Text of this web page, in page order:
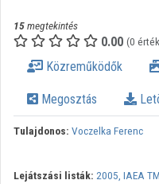
Intézményi listák
15megtekintés
0.00 (0
Közreműködők
Megosztás
Tulajdonos: Voczelka Ferenc
Lejátszási listák: 2005, IAEA TM